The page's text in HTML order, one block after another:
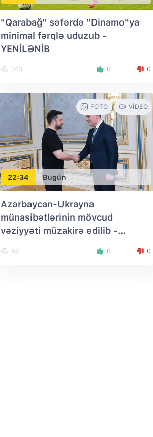
"Qarabağ" səfərdə "Dinamo"ya
minimal fərqlə uduzub -
YENİLƏNİB
143 0 0
22:34 Bugün
FOTO VIDEO
Azərbaycan-Ukrayna
münasibətlərinin mövcud
vəziyyəti müzakirə edilib -
52 0 0